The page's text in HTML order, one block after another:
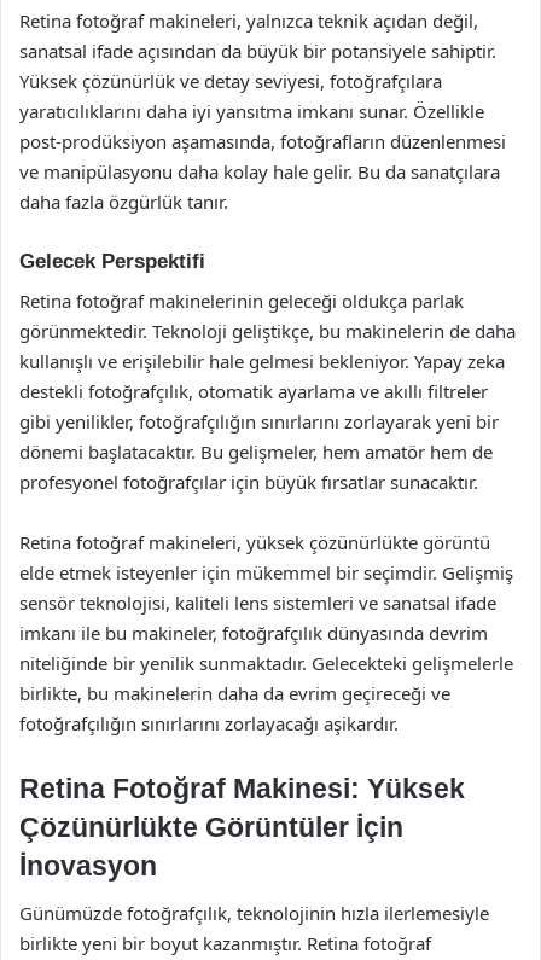
Retina fotoğraf makineleri, yalnızca teknik açıdan değil,
sanatsal ifade açısından da büyük bir potansiyele sahiptir.
Yüksek çözünürlük ve detay seviyesi, fotoğrafçılara
yaratıcılıklarını daha iyi yansıtma imkanı sunar. Özellikle
post-prodüksiyon aşamasında, fotoğrafların düzenlenmesi
ve manipülasyonu daha kolay hale gelir. Bu da sanatçılara
daha fazla özgürlük tanır.
Gelecek Perspektifi
Retina fotoğraf makinelerinin geleceği oldukça parlak
görünmektedir. Teknoloji geliştikçe, bu makinelerin de daha
kullanışlı ve erişilebilir hale gelmesi bekleniyor. Yapay zeka
destekli fotoğrafçılık, otomatik ayarlama ve akıllı filtreler
gibi yenilikler, fotoğrafçılığın sınırlarını zorlayarak yeni bir
dönemi başlatacaktır. Bu gelişmeler, hem amatör hem de
profesyonel fotoğrafçılar için büyük fırsatlar sunacaktır.
Retina fotoğraf makineleri, yüksek çözünürlükte görüntü
elde etmek isteyenler için mükemmel bir seçimdir. Gelişmiş
sensör teknolojisi, kaliteli lens sistemleri ve sanatsal ifade
imkanı ile bu makineler, fotoğrafçılık dünyasında devrim
niteliğinde bir yenilik sunmaktadır. Gelecekteki gelişmelerle
birlikte, bu makinelerin daha da evrim geçireceği ve
fotoğrafçılığın sınırlarını zorlayacağı aşikardır.
Retina Fotoğraf Makinesi: Yüksek
Çözünürlükte Görüntüler İçin
İnovasyon
Günümüzde fotoğrafçılık, teknolojinin hızla ilerlemesiyle
birlikte yeni bir boyut kazanmıştır. Retina fotoğraf